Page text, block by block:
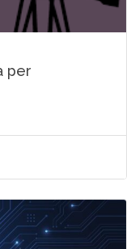
per